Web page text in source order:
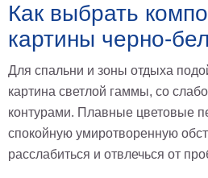
Как выбрать
картины черно-
Для спальни и зоны отдыха
картина светлой гаммы, со
контурами. Плавные цветовые
спокойную умиротворенную
расслабиться и отвлечься от